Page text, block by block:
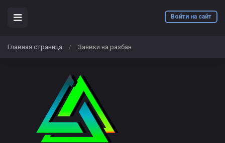
Войти на сайт
Главная страница / Заявки на разбан